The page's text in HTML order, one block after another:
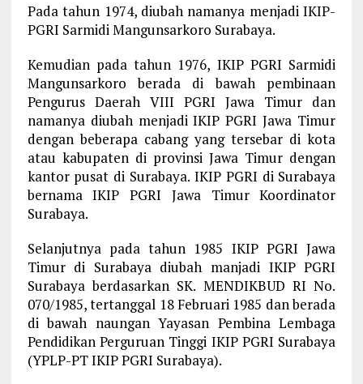
Pada tahun 1974, diubah namanya menjadi IKIP-
PGRI Sarmidi Mangunsarkoro Surabaya.
Kemudian pada tahun 1976, IKIP PGRI Sarmidi
Mangunsarkoro berada di bawah pembinaan
Pengurus Daerah VIII PGRI Jawa Timur dan
namanya diubah menjadi IKIP PGRI Jawa Timur
dengan beberapa cabang yang tersebar di kota
atau kabupaten di provinsi Jawa Timur dengan
kantor pusat di Surabaya. IKIP PGRI di Surabaya
bernama IKIP PGRI Jawa Timur Koordinator
Surabaya.
Selanjutnya pada tahun 1985 IKIP PGRI Jawa
Timur di Surabaya diubah manjadi IKIP PGRI
Surabaya berdasarkan SK. MENDIKBUD RI No.
070/1985, tertanggal 18 Februari 1985 dan berada
di bawah naungan Yayasan Pembina Lembaga
Pendidikan Perguruan Tinggi IKIP PGRI Surabaya
(YPLP-PT IKIP PGRI Surabaya).